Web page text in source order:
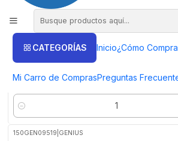
CATEGORÍAS Inicio¿Cómo
Mi Carro de ComprasPreguntas
FILTROS
150GEN09518|GENIUS
$22.650
Cantidad
150GEN09519 GENIUS